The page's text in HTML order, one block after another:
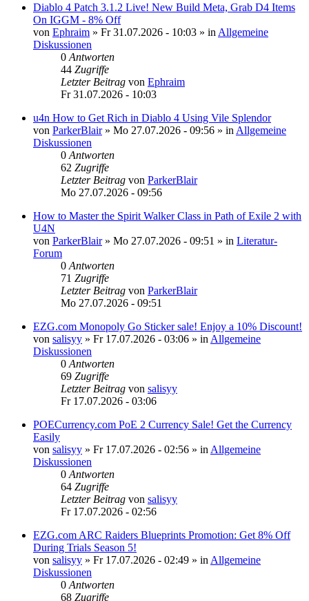
Diablo 4 Patch 3.1.2 Live! New Build Meta, Grab D4 Items
On IGGM - 8% Off
von Ephraim » Fr 31.07.2026 - 10:03 » in Allgemeine
Diskussionen
0 Antworten
44 Zugriffe
Letzter Beitrag von Ephraim
Fr 31.07.2026 - 10:03
u4n How to Get Rich in Diablo 4 Using Vile Splendor
von ParkerBlair» Mo 27.07.2026 - 09:56 » in Allgemeine
Diskussionen
0 Antworten
62 Zugriffe
Letzter Beitrag von ParkerBlair
Mo 27.07.2026 - 09:56
How to Master the Spirit Walker Class in Path of Exile 2 with
U4N
von ParkerBlair» Mo 27.07.2026 - 09:51 » in Literatur-
Forum
0 Antworten
71 Zugriffe
Letzter Beitrag von ParkerBlair
Mo 27.07.2026 - 09:51
EZG.com Monopoly Go Sticker sale! Enjoy a 10% Discount!
von salisyy » Fr 17.07.2026 - 03:06 » in Allgemeine
Diskussionen
0 Antworten
69 Zugriffe
Letzter Beitrag von salisyy
Fr 17.07.2026 - 03:06
POECurrency.com PoE 2 Currency Sale! Get the Currency
Easily
von salisyy » Fr 17.07.2026 - 02:56 » in Allgemeine
Diskussionen
0 Antworten
64 Zugriffe
Letzter Beitrag von salisyy
Fr 17.07.2026 - 02:56
EZG.com ARC Raiders Blueprints Promotion: Get 8% Off
During Trials Season 5!
von salisyy » Fr 17.07.2026 - 02:49 » in Allgemeine
Diskussionen
0 Antworten
68 Zugriffe